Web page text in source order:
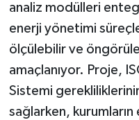
analiz modülleri
enerji yönetimi
ölçülebilir ve
amaçlanıyor. Proje,
Sistemi
sağlarken,